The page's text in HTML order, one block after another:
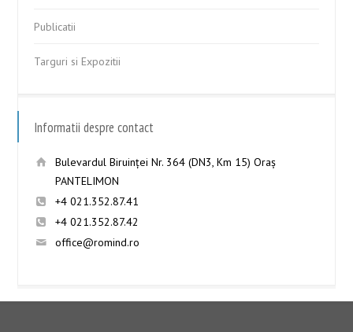
Publicatii
Targuri si Expozitii
Informatii despre contact
Bulevardul Biruinţei Nr. 364 (DN3, Km 15) Oraş
PANTELIMON
+4 021.352.87.41
+4 021.352.87.42
office@romind.ro